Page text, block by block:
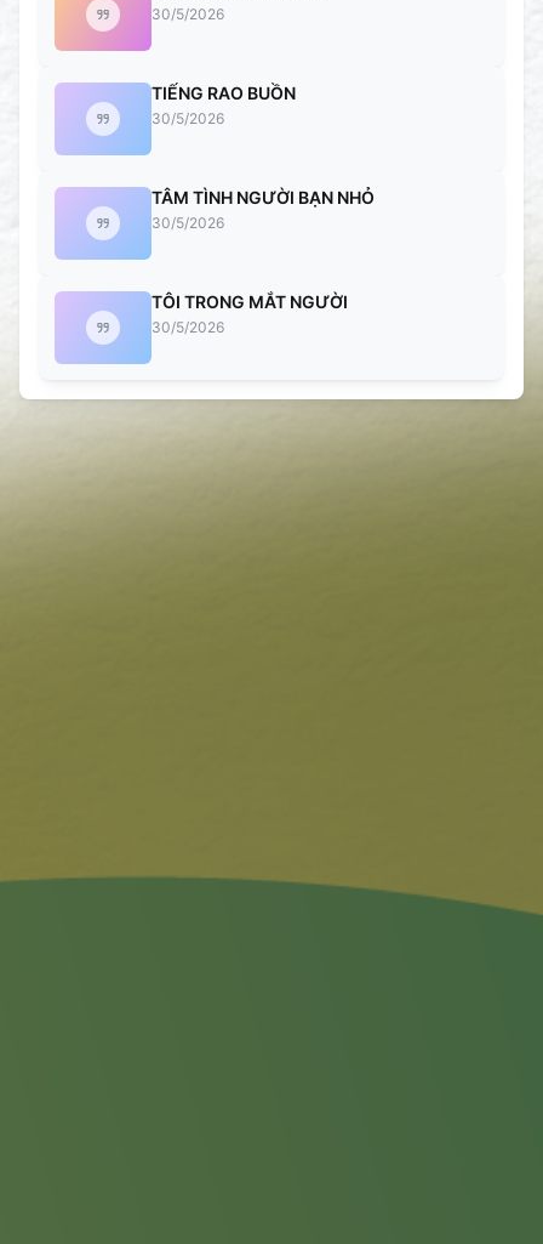
30/5/2026
TIẾNG RAO BUỒN
30/5/2026
TÂM TÌNH NGƯỜI BẠN NHỎ
30/5/2026
TÔI TRONG MẮT NGƯỜI
30/5/2026